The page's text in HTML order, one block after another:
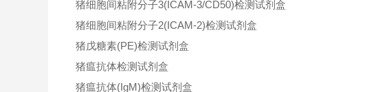
猪细胞间粘附分子3(ICAM-3/CD50)检测试剂盒
猪细胞间粘附分子2(ICAM-2)检测试剂盒
猪戊糖素(PE)检测试剂盒
猪瘟抗体检测试剂盒
猪瘟抗体(IgM)检测试剂盒